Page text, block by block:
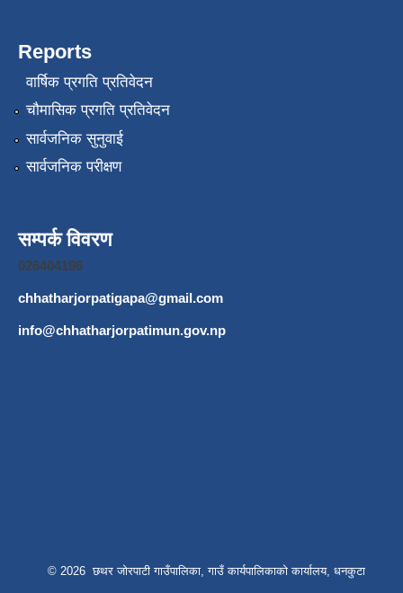
Reports
वार्षिक प्रगति प्रतिवेदन
चौमासिक प्रगति प्रतिवेदन
सार्वजनिक सुनुवाई
सार्वजनिक परीक्षण
सम्पर्क विवरण
026404196
chhatharjorpatigapa@gmail.com
info@chhatharjorpatimun.gov.np
© 2026 छथर जोरपाटी गाउँपालिका, गाउँ कार्यपालिकाको कार्यालय, धनकुटा